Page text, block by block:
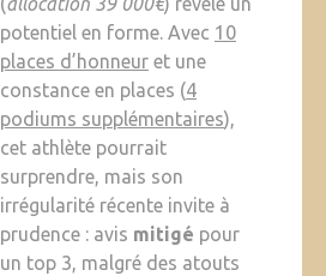
potentiel en forme. Avec 10
places d’honneuret une
constance en places (4
podiums supplémentaires),
cet athlète pourrait
surprendre, mais son
irrégularité récente invite à
prudence : avis mitigé pour
un top 3, malgré des atouts